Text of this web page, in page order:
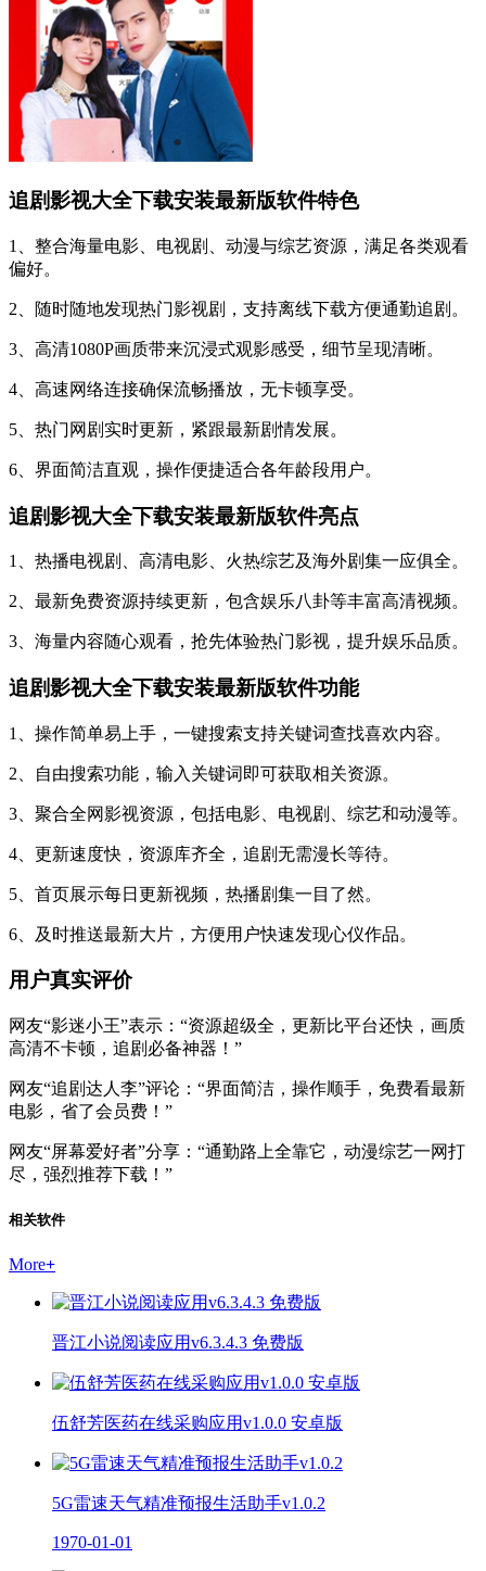
追剧影视大全下载安装最新版软件特色
1、整合海量电影、电视剧、动漫与综艺资源，满足各类观看
偏好。
2、随时随地发现热门影视剧，支持离线下载方便通勤追剧。
3、高清1080P画质带来沉浸式观影感受，细节呈现清晰。
4、高速网络连接确保流畅播放，无卡顿享受。
5、热门网剧实时更新，紧跟最新剧情发展。
6、界面简洁直观，操作便捷适合各年龄段用户。
追剧影视大全下载安装最新版软件亮点
1、热播电视剧、高清电影、火热综艺及海外剧集一应俱全。
2、最新免费资源持续更新，包含娱乐八卦等丰富高清视频。
3、海量内容随心观看，抢先体验热门影视，提升娱乐品质。
追剧影视大全下载安装最新版软件功能
1、操作简单易上手，一键搜索支持关键词查找喜欢内容。
2、自由搜索功能，输入关键词即可获取相关资源。
3、聚合全网影视资源，包括电影、电视剧、综艺和动漫等。
4、更新速度快，资源库齐全，追剧无需漫长等待。
5、首页展示每日更新视频，热播剧集一目了然。
6、及时推送最新大片，方便用户快速发现心仪作品。
用户真实评价
网友“影迷小王”表示：“资源超级全，更新比平台还快，画质
高清不卡顿，追剧必备神器！”
网友“追剧达人李”评论：“界面简洁，操作顺手，免费看最新
电影，省了会员费！”
网友“屏幕爱好者”分享：“通勤路上全靠它，动漫综艺一网打
尽，强烈推荐下载！”
相关软件
More+
晋江小说阅读应用v6.3.4.3 免费版
伍舒芳医药在线采购应用v1.0.0 安卓版
5G雷速天气精准预报生活助手v1.0.2
1970-01-01